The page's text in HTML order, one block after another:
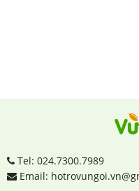
Tel: 024.7300.7989
Email: